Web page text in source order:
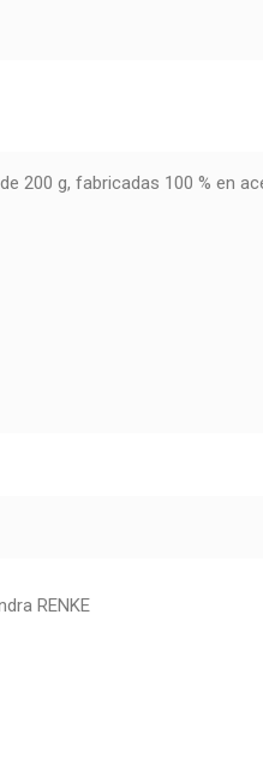
200 g, fabricadas 100 % en
RENKE